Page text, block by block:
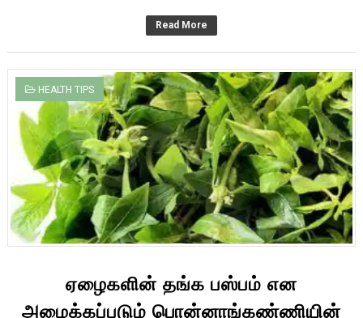
Read More
HEALTH TIPS
ஏழைகளின் தங்க பஸ்பம் என
அழைக்கப்படும் பொன்னாங்கண்ணியின்